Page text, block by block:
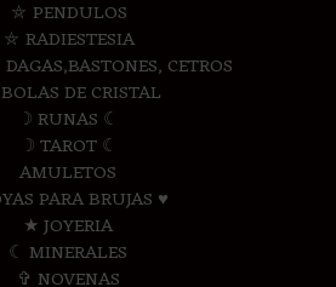
⛤ PENDULOS
⛤ RADIESTESIA
CETROS
DE CRISTAL
☽ RUNAS ☾
☽ TAROT ☾
AMULETOS
PARA BRUJAS ♥
★ JOYERIA
☾ MINERALES
✞ NOVENAS